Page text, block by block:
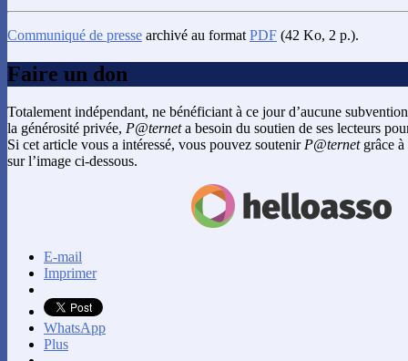
Communiqué de presse archivé au format PDF (42 Ko, 2 p.).
Faire un don
Totalement indépendant, ne bénéficiant à ce jour d’aucune
la générosité privée, P@terneta besoin du soutien de ses lecteurs
Si cet article vous a intéressé, vous pouvez soutenirP@ternetgrâce à
sur l’image ci-dessous.
E-mail
Imprimer
WhatsApp
Plus